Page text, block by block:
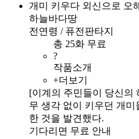
개미 키우다 외신으로 오
하늘바다땅
전연령 / 퓨전판타지
총 25화 무료
?
작품소개
+더보기
[이계의 주민들이 당신의
무 생각 없이 키우던 개
한 것을 발견했다.
기다리면 무료 안내